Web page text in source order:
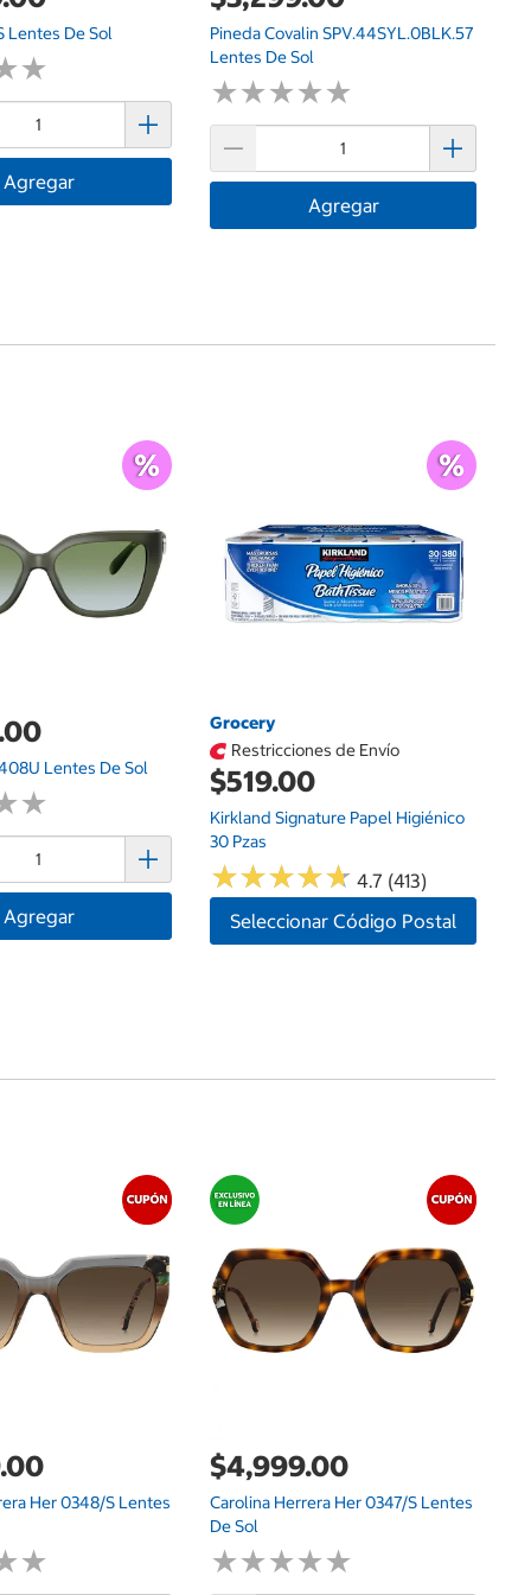
Lentes De Sol
★
★
Agregar
Pineda Covalin SPV.44SYL.0BLK.57
Lentes De Sol
★★★★★
★★★★★
Agregar
Lentes De Sol
★
★
Agregar
Grocery
Restricciones de Envío
$519.00
Kirkland Signature Papel Higiénico
30 Pzas
★★★★★
★★★★★ 4.7 (413)
Seleccionar Código Postal
Her 0348/S Lentes
★
★
$4,999.00
Carolina Herrera Her 0347/S Lentes
De Sol
★★★★★
★★★★★